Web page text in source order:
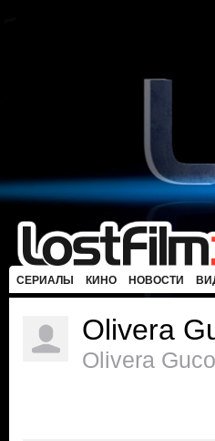
СЕРИАЛЫ КИНО НОВОСТИ
Olivera
Olivera